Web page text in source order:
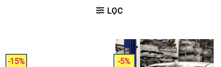
LỌC
-15% -5%